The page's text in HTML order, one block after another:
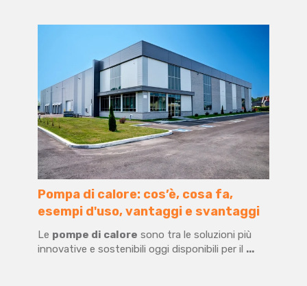
Pompa di calore: cos’è, cosa fa,
esempi d'uso, vantaggi e svantaggi
Le pompe di calore sono tra le soluzioni più
innovative e sostenibili oggi disponibili per il ...